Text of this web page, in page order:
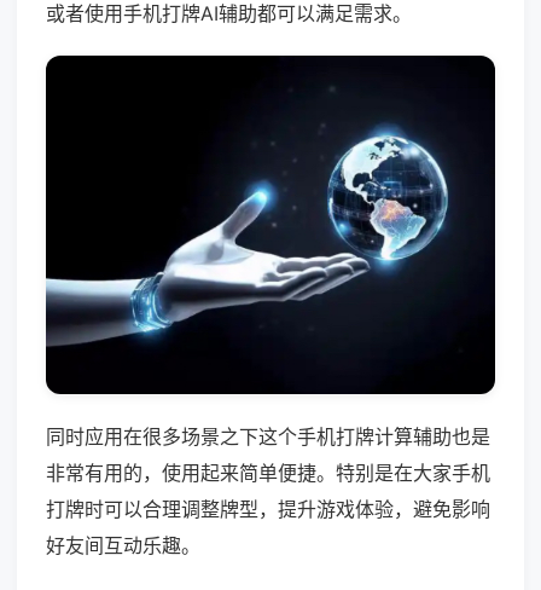
或者使用手机打牌AI辅助都可以满足需求。
同时应用在很多场景之下这个手机打牌计算辅助也是
非常有用的，使用起来简单便捷。特别是在大家手机
打牌时可以合理调整牌型，提升游戏体验，避免影响
好友间互动乐趣。